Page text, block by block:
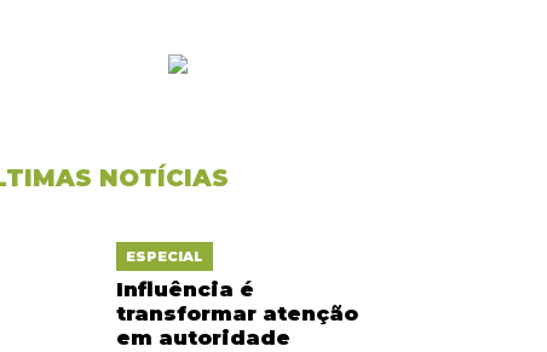
NOTÍCIAS
ESPECIAL
Influência é
transformar atenção
em autoridade